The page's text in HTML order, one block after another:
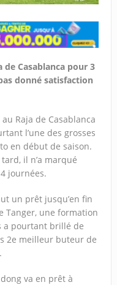
Casablanca pour 3
donné satisfaction
Raja de Casablanca
l’une des grosses
en début de saison.
il n’a marqué
journées.
un prêt jusqu’en fin
Tanger, une formation
a pourtant brillé de
2e meilleur buteur de
va en prêt à